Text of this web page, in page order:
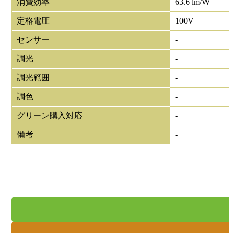
消費効率 63.6 lm/W
定格電圧 100V
センサー -
調光 -
調光範囲 -
調色 -
グリーン購入対応 -
備考 -